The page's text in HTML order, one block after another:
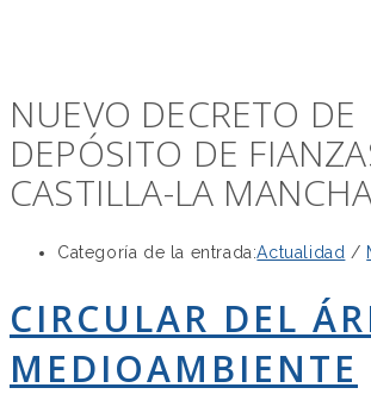
NUEVO DECRETO DE
DEPÓSITO DE
CASTILLA-LA
Categoría de la entrada:Actualidad /
CIRCULAR DEL
MEDIOAMBIENTE